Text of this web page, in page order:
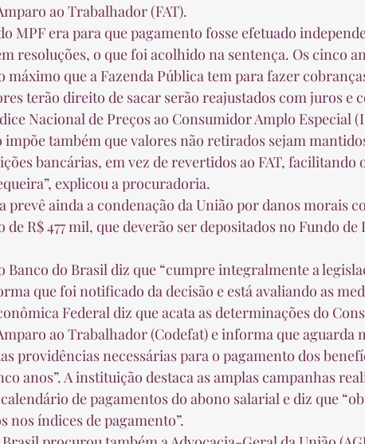
ao Trabalhador (FAT).
resoluções, o que foi acolhido na sentença. Os cinco
máximo que a Fazenda Pública tem para fazer
terão direito de sacar serão reajustados com juros e
Nacional de Preços ao Consumidor Amplo Especial
bancárias, em vez de revertidos ao FAT, facilitando
explicou a procuradoria.
de R$ 477 mil, que deverão ser depositados no Fundo
que foi notificado da decisão e está avaliando as
ao Trabalhador (Codefat) e informa que aguarda
providências necessárias para o pagamento dos
anos”. A instituição destaca as amplas campanhas
de pagamentos do abono salarial e diz que
nos índices de pagamento”.